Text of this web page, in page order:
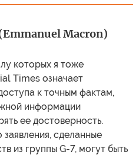
Macron)
которых я тоже
Times означает
к точным фактам,
информации
ее достоверность.
сделанные
из группы G-7, могут быть